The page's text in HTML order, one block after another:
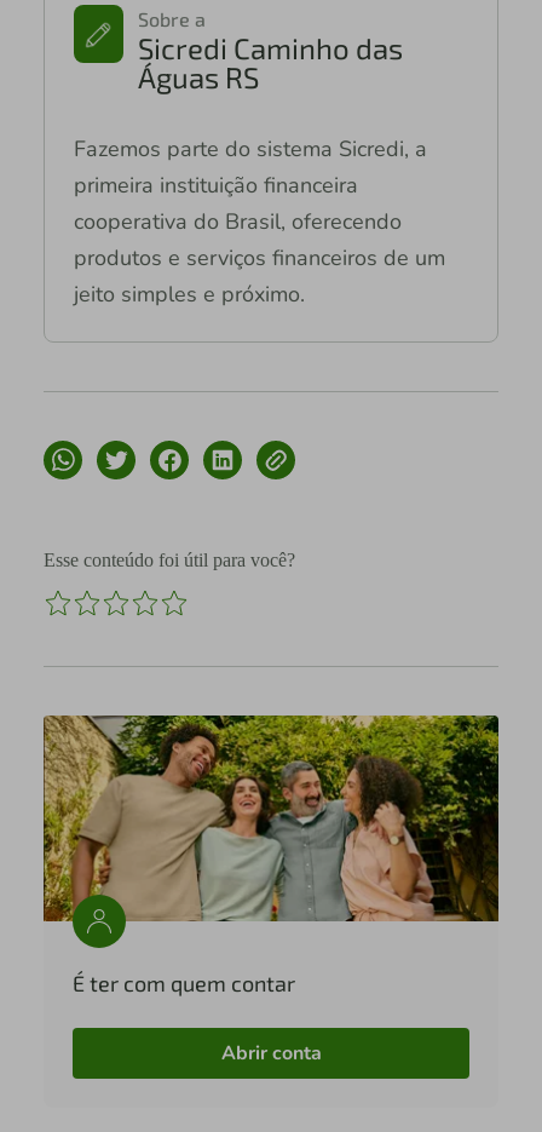
Sobre a
Sicredi Caminho das
Águas RS
Fazemos parte do sistema Sicredi, a
primeira instituição financeira
cooperativa do Brasil, oferecendo
produtos e serviços financeiros de um
jeito simples e próximo.
Esse conteúdo foi útil para você?
É ter com quem contar
Abrir conta